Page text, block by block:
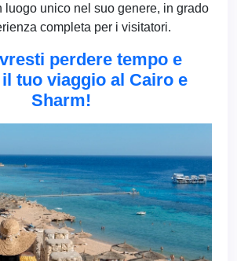
luogo unico nel suo genere, in grado
completa per i visitatori.
perdere tempo e
tuo viaggio al Cairo e
Sharm!